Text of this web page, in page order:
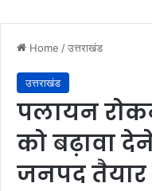
Home /उत्तराखंड
उत्तराखंड
पलायन
को बढ़ावा
जनपद तैयार